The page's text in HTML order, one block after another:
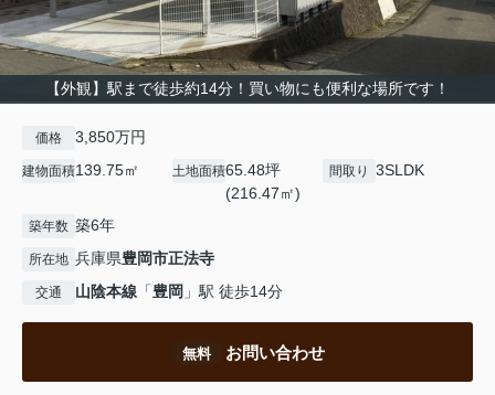
【外観】駅まで徒歩約14分！買い物にも便利な場所です！
価格 3,850万円
建物面積139.75㎡ 土地面積65.48坪
(216.47㎡)
間取り 3SLDK
築年数 築6年
所在地 兵庫県豊岡市正法寺
交通 山陰本線 「豊岡 」駅 徒歩14分
無料 お問い合わせ